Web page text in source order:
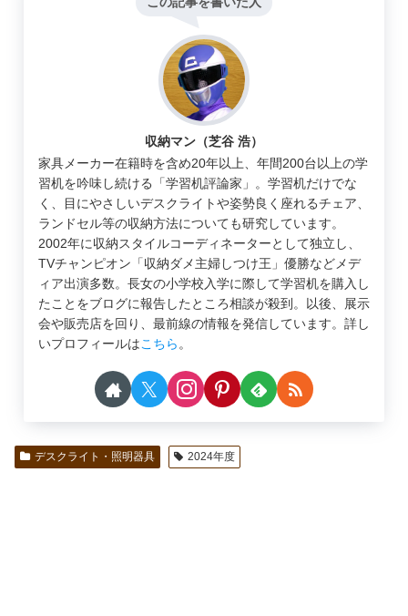
収納マン（芝谷 浩）
家具メーカー在籍時を含め20年以上、年間200台以上の学
習机を吟味し続ける「学習机評論家」。学習机だけでな
く、目にやさしいデスクライトや姿勢良く座れるチェア、
ランドセル等の収納方法についても研究しています。
2002年に収納スタイルコーディネーターとして独立し、
TVチャンピオン「収納ダメ主婦しつけ王」優勝などメデ
ィア出演多数。長女の小学校入学に際して学習机を購入し
たことをブログに報告したところ相談が殺到。以後、展示
会や販売店を回り、最前線の情報を発信しています。詳し
いプロフィールはこちら 。
デスクライト・照明器具 2024年度